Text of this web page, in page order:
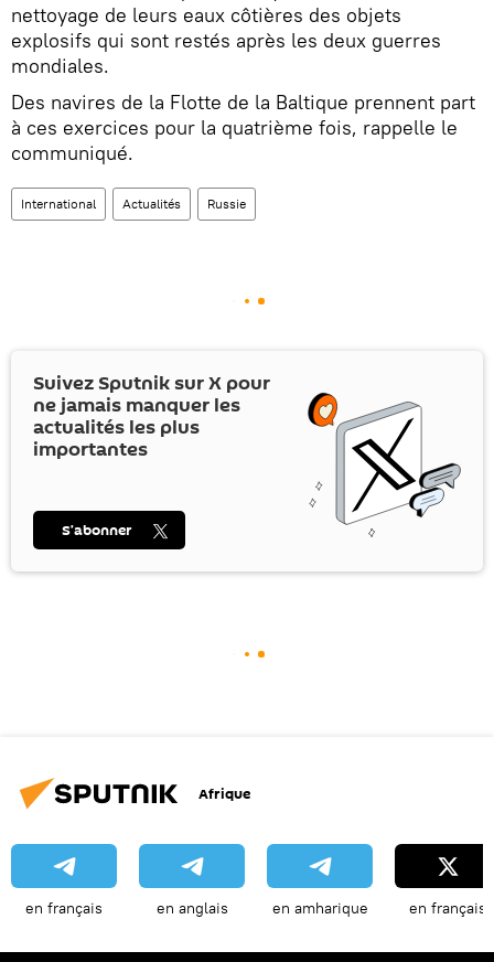
nettoyage de leurs eaux côtières des objets
explosifs qui sont restés après les deux guerres
mondiales.
Des navires de la Flotte de la Baltique prennent part
à ces exercices pour la quatrième fois, rappelle le
communiqué.
International Actualités Russie
Suivez Sputnik surX pour
ne jamais manquer les
actualités les plus
importantes
S’abonner
Afrique
en français en anglais en amharique en français